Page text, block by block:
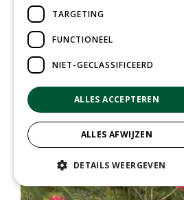
TARGETING
FUNCTIONEEL
NIET-GECLASSIFICEERD
ALLES ACCEPTEREN
ALLES AFWIJZEN
DETAILS WEERGEVEN